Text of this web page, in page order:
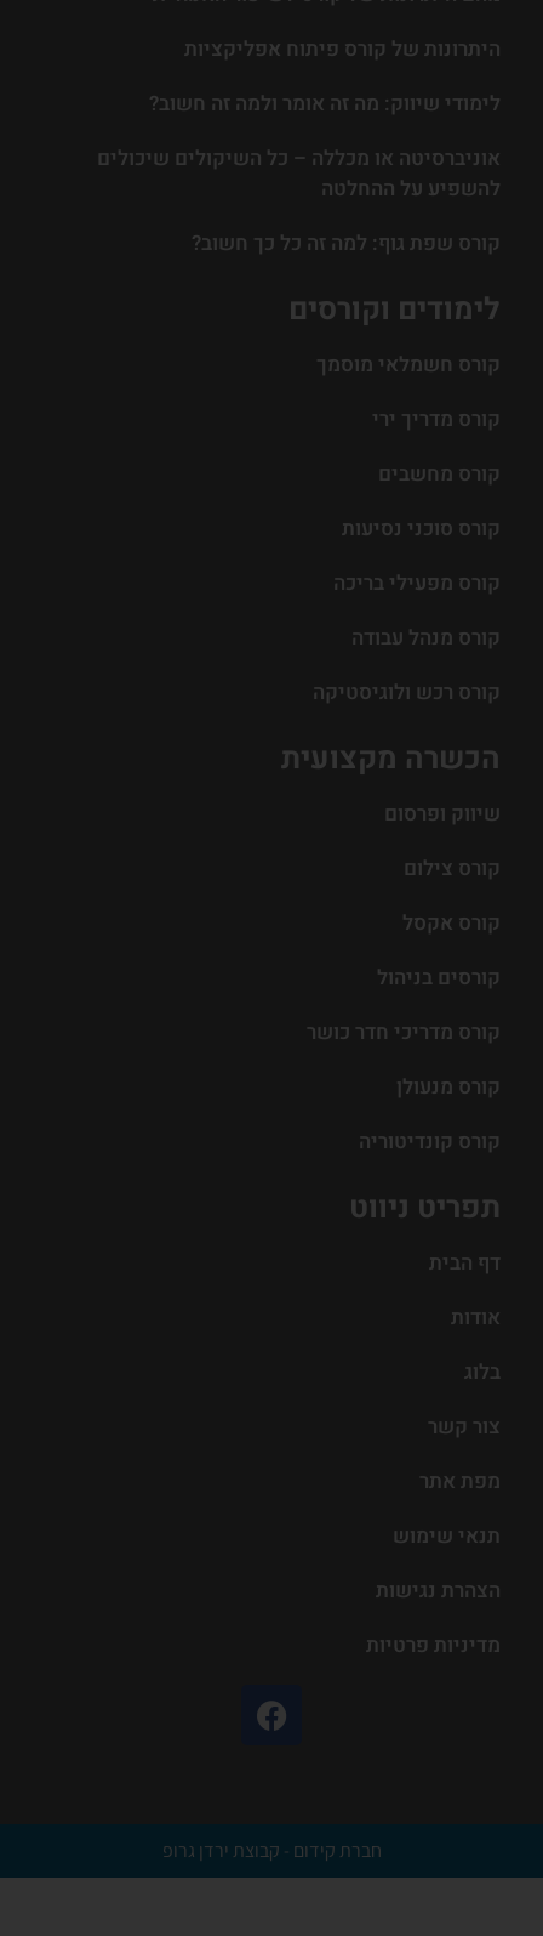
תפריט ניווט
דף הבית
אודות
בלוג
צור קשר
מפת אתר
תנאי שימוש
הצהרת נגישות
מדיניות פרטיות
הכשרה מקצועית
שיווק ופרסום
קורס צילום
קורס אקסל
קורסים בניהול
קורס מדריכי חדר כושר
קורס מנעולן
קורס קונדיטוריה
לימודים וקורסים
קורס חשמלאי מוסמך
קורס מדריך ירי
קורס מחשבים
קורס סוכני נסיעות
קורס מפעילי בריכה
קורס מנהל עבודה
קורס רכש ולוגיסטיקה
היתרונות של קורס פיתוח אפליקציות
לימודי שיווק: מה זה אומר ולמה זה חשוב?
אוניברסיטה או מכללה – כל השיקולים שיכולים
להשפיע על ההחלטה
קורס שפת גוף: למה זה כל כך חשוב?
חברת קידום - קבוצת ירדן גרופ